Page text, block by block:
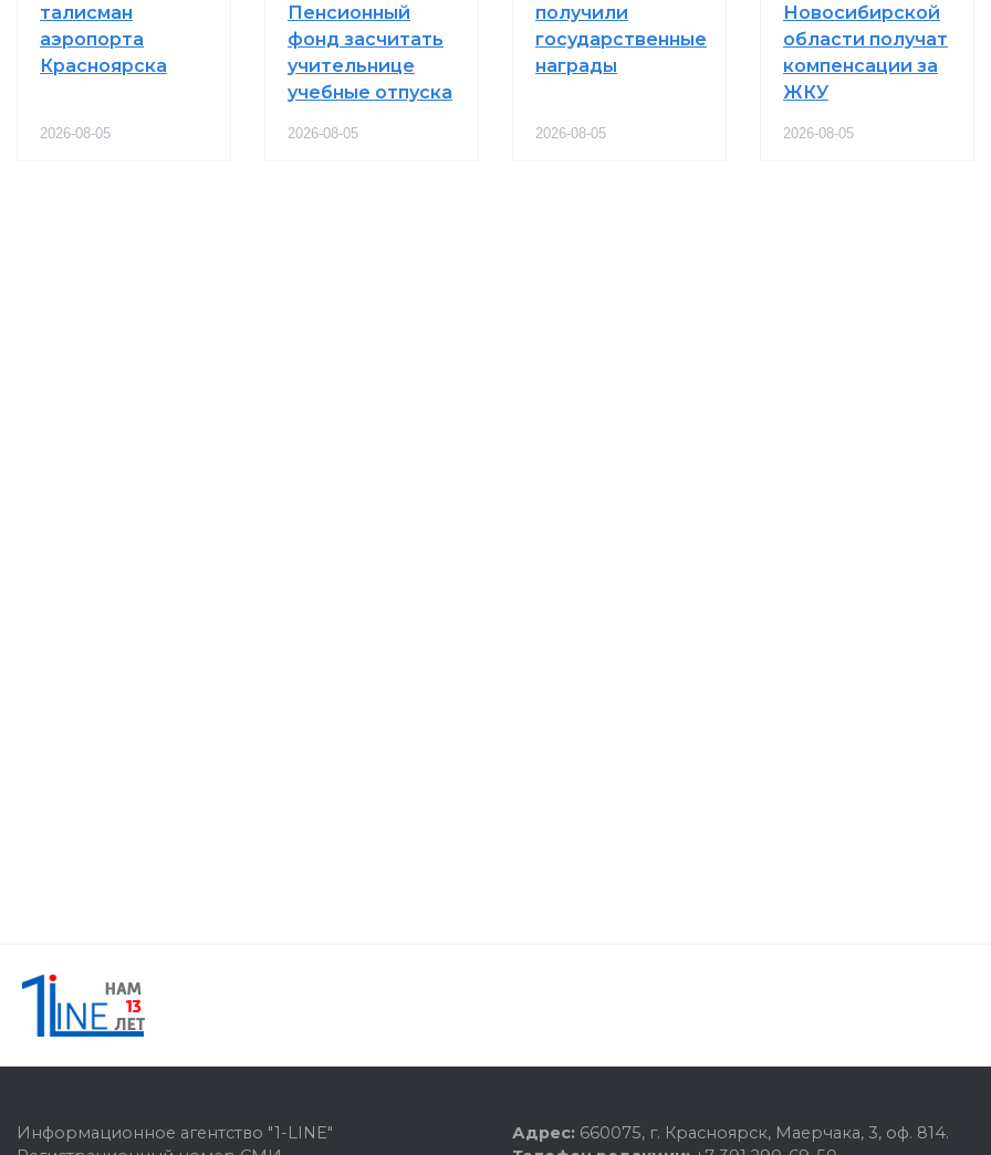
талисман
аэропорта
Красноярска
2026-08-05
Пенсионный
фонд засчитать
учительнице
учебные отпуска
2026-08-05
получили
государственные
награды
2026-08-05
Новосибирской
области получат
компенсации за
ЖКУ
2026-08-05
Информационное агентство "1-LINE"
Адрес: 660075, г. Красноярск, Маерчака, 3, оф. 814.